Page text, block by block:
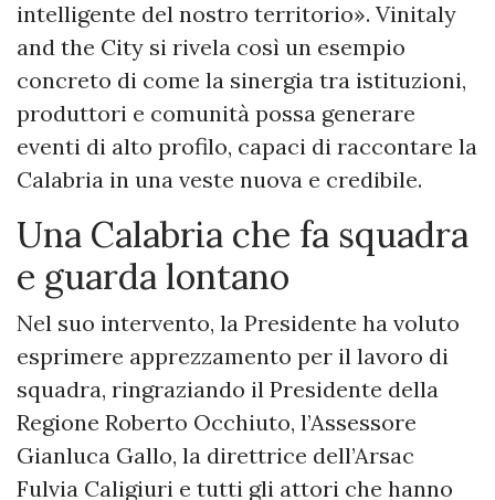
intelligente del nostro territorio». Vinitaly
and the City si rivela così un esempio
concreto di come la sinergia tra istituzioni,
produttori e comunità possa generare
eventi di alto profilo, capaci di raccontare la
Calabria in una veste nuova e credibile.
Una Calabria che fa squadra
e guarda lontano
Nel suo intervento, la Presidente ha voluto
esprimere apprezzamento per il lavoro di
squadra, ringraziando il Presidente della
Regione Roberto Occhiuto, l’Assessore
Gianluca Gallo, la direttrice dell’Arsac
Fulvia Caligiuri e tutti gli attori che hanno